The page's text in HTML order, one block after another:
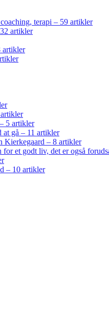
terapi – 59 artikler
artikler
artikler
5 artikler
gå – 11 artikler
Kierkegaard – 8 artikler
et godt liv, det er også
– 10 artikler